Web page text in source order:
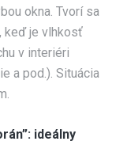
okna. Tvorí sa
keď je vlhkosť
v interiéri
a pod.). Situácia
ideálny